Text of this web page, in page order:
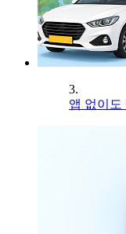
3.
앱 없이도